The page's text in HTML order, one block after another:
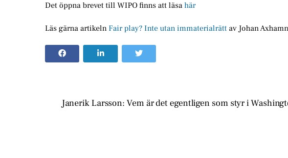
Det öppna brevet till WIPO finns att läsa här
Läs gärna artikeln Fair play? Inte utan immaterialrätt av Johan
Janerik Larsson: Vem är det egentligen som styr i